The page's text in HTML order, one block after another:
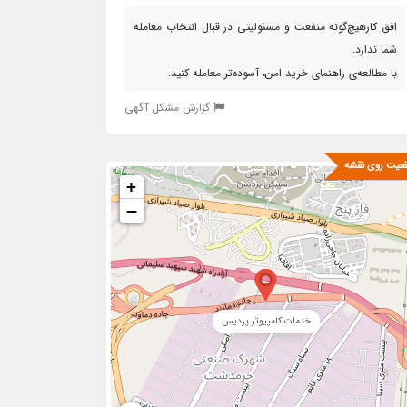
افق کارهیچ‌گونه منفعت و مسئولیتی در قبال انتخاب معامله
شما ندارد.
با مطالعه‌ی راهنمای خرید امن، آسوده‌تر معامله کنید.
گزارش مشکل آگهی
روی نقشه
خدمات کامپیوتر پردیس
+
−